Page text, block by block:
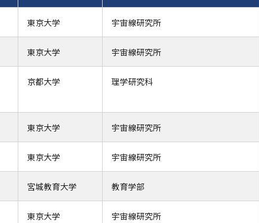
東京大学 宇宙線研究所
東京大学 宇宙線研究所
京都大学 理学研究科
東京大学 宇宙線研究所
東京大学 宇宙線研究所
宮城教育大学 教育学部
東京大学 宇宙線研究所